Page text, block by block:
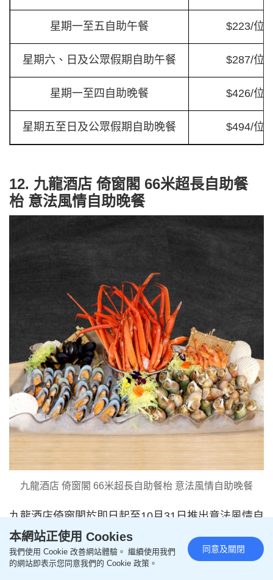
星期一至五自助午餐 $223/位
星期六、日及公眾假期自助午餐 $287/位
星期一至四自助晚餐 $426/位
星期五至日及公眾假期自助晚餐 $494/位
12. 九龍酒店 倚窗閣 66米超長自助餐
枱 意法風情自助晚餐
九龍酒店 倚窗閣 66米超長自助餐枱 意法風情自助晚餐
九龍酒店倚窗閣於即日起至10月31日推出意法風情自
助晚餐，帶來法式與意式美食盛宴，包括香煎鵝肝、
燒鴨胸、西西里烤三文魚、牛肉千層麵及手工意大利
薄餅，融合經典風味與創意。海鮮愛好者可享雪花蟹
本網站正使用 Cookies
我們使用 Cookie 改善網站體驗。 繼續使用我們
的網站即表示您同意我們的 Cookie 政策。
同意及關閉